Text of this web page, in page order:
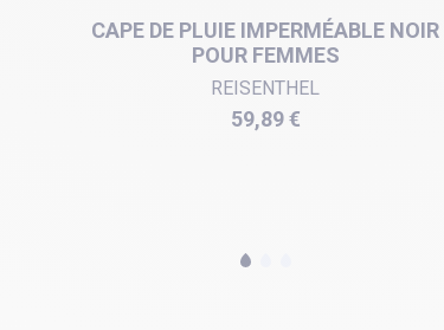
CAPE DE PLUIE IMPERMÉABLE NOIR
POUR FEMMES
REISENTHEL
Prix
59,89 €